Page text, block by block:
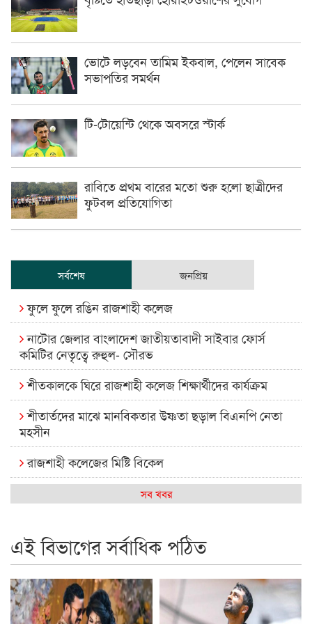
ভোটে লড়বেন তামিম ইকবাল, পেলেন সাবেক
সভাপতির সমর্থন
টি-টোয়েন্টি থেকে অবসরে স্টার্ক
রাবিতে প্রথম বারের মতো শুরু হলো ছাত্রীদের
ফুটবল প্রতিযোগিতা
সর্বশেষ জনপ্রিয়
ফুলে ফুলে রঙিন রাজশাহী কলেজ
নাটোর জেলার বাংলাদেশ জাতীয়তাবাদী সাইবার ফোর্স
কমিটির নেতৃত্বে রুহুল- সৌরভ
শীতকালকে ঘিরে রাজশাহী কলেজ শিক্ষার্থীদের কার্যক্রম
শীতার্তদের মাঝে মানবিকতার উষ্ণতা ছড়াল বিএনপি নেতা
মহসীন
রাজশাহী কলেজের মিষ্টি বিকেল
কেমন আছে আমাদের দেশের মধ্যবিত্তরা
রাজশাইন একাডেমির ফল প্রকাশ ও পুরস্কার বিতরণ
রাজশাহী কলেজের শিক্ষার্থী শাখাওয়াত পেলেন স্টার এক্সিলেন্স
অ্যাওয়ার্ড
সব খবর
এই বিভাগের সর্বাধিক পঠিত